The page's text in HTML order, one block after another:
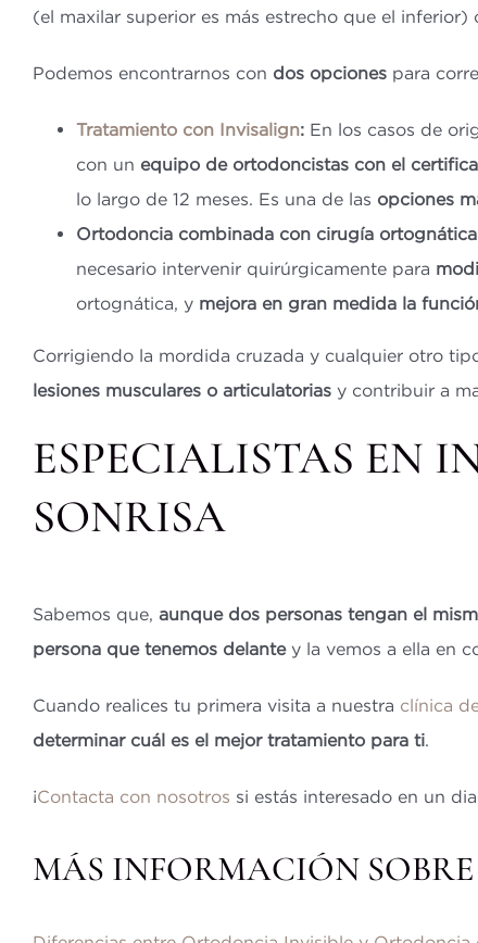
(el maxilar superior es más estrecho que el inferior)
Podemos encontrarnos con dos opcionespara
Tratamiento con Invisalign: En los casos de
con un equipo de ortodoncistas con el
lo largo de 12 meses. Es una de las opciones
Ortodoncia combinada con cirugía ortognática
necesario intervenir quirúrgicamente para
ortognática, y mejora en gran medida la
Corrigiendo la mordida cruzada y cualquier otro
lesiones musculares o articulatoriasy contribuir a
ESPECIALISTAS EN
SONRISA
Sabemos que, aunque dos personas tengan el
persona que tenemos delantey la vemos a ella en
Cuando realices tu primera visita a nuestra clínica
determinar cuál es el mejor tratamiento para ti.
¡Contacta con nosotros si estás interesado en un
MÁS INFORMACIÓN